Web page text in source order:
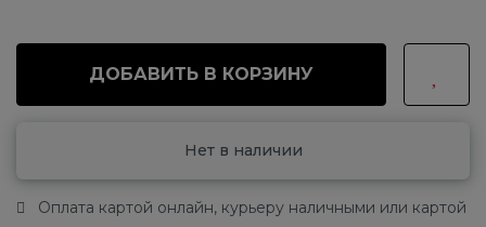
ДОБАВИТЬ В КОРЗИНУ
Нет в наличии
Оплата картой онлайн, курьеру наличными или картой